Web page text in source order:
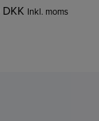
DKK Inkl. moms